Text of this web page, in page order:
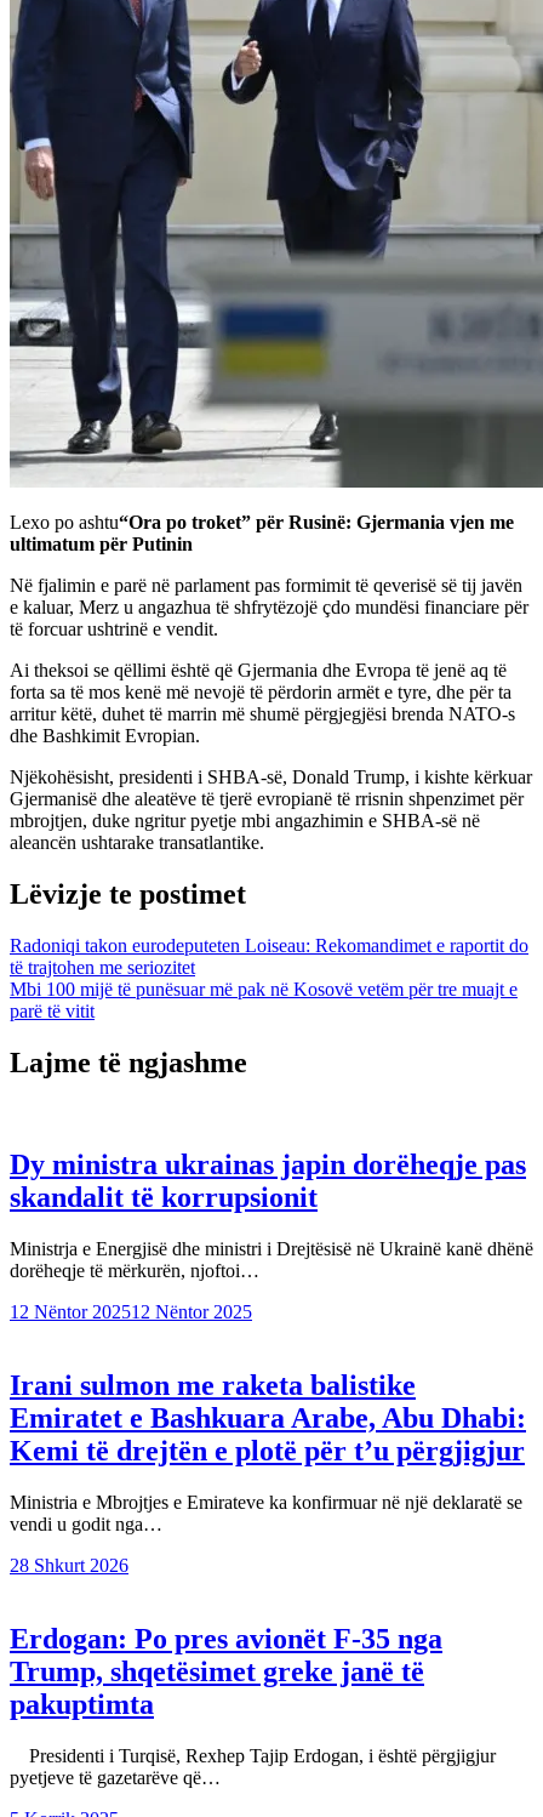
Lexo po ashtu“Ora po troket” për Rusinë: Gjermania vjen me
ultimatum për Putinin
Në fjalimin e parë në parlament pas formimit të qeverisë së tij javën
e kaluar, Merz u angazhua të shfrytëzojë çdo mundësi financiare për
të forcuar ushtrinë e vendit.
Ai theksoi se qëllimi është që Gjermania dhe Evropa të jenë aq të
forta sa të mos kenë më nevojë të përdorin armët e tyre, dhe për ta
arritur këtë, duhet të marrin më shumë përgjegjësi brenda NATO-s
dhe Bashkimit Evropian.
Njëkohësisht, presidenti i SHBA-së, Donald Trump, i kishte kërkuar
Gjermanisë dhe aleatëve të tjerë evropianë të rrisnin shpenzimet për
mbrojtjen, duke ngritur pyetje mbi angazhimin e SHBA-së në
aleancën ushtarake transatlantike.
Lëvizje te postimet
Radoniqi takon eurodeputeten Loiseau: Rekomandimet e raportit do
të trajtohen me seriozitet
Mbi 100 mijë të punësuar më pak në Kosovë vetëm për tre muajt e
parë të vitit
Lajme të ngjashme
Dy ministra ukrainas japin dorëheqje pas
skandalit të korrupsionit
Ministrja e Energjisë dhe ministri i Drejtësisë në Ukrainë kanë dhënë
dorëheqje të mërkurën, njoftoi…
12 Nëntor 202512 Nëntor 2025
Irani sulmon me raketa balistike
Emiratet e Bashkuara Arabe, Abu Dhabi:
Kemi të drejtën e plotë për t’u përgjigjur
Ministria e Mbrojtjes e Emirateve ka konfirmuar në një deklaratë se
vendi u godit nga…
28 Shkurt 2026
Erdogan: Po pres avionët F-35 nga
Trump, shqetësimet greke janë të
pakuptimta
Presidenti i Turqisë, Rexhep Tajip Erdogan, i është përgjigjur
pyetjeve të gazetarëve që…